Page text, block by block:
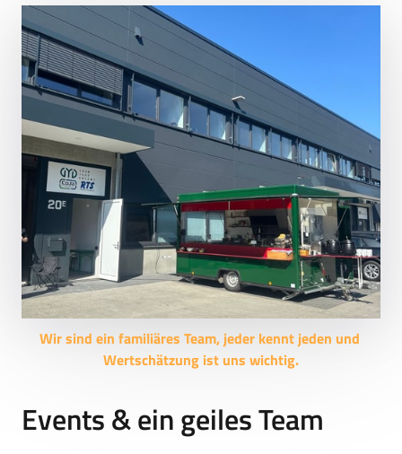
Wir sind ein familiäres Team, jeder kennt jeden
Wertschätzung ist uns wichtig.
Events & ein geiles Team